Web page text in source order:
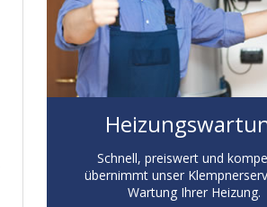
Schnell, preiswert und
übernimmt unser
Wartung Ihrer Heizung.